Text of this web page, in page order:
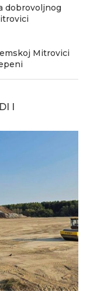
dobrovoljnog
Mitrovici
I